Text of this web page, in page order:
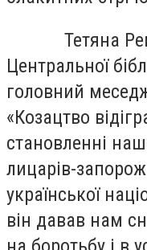
Тетяна
Центральної
головний
«Козацтво
становленні
лицарів-
української
він давав нам